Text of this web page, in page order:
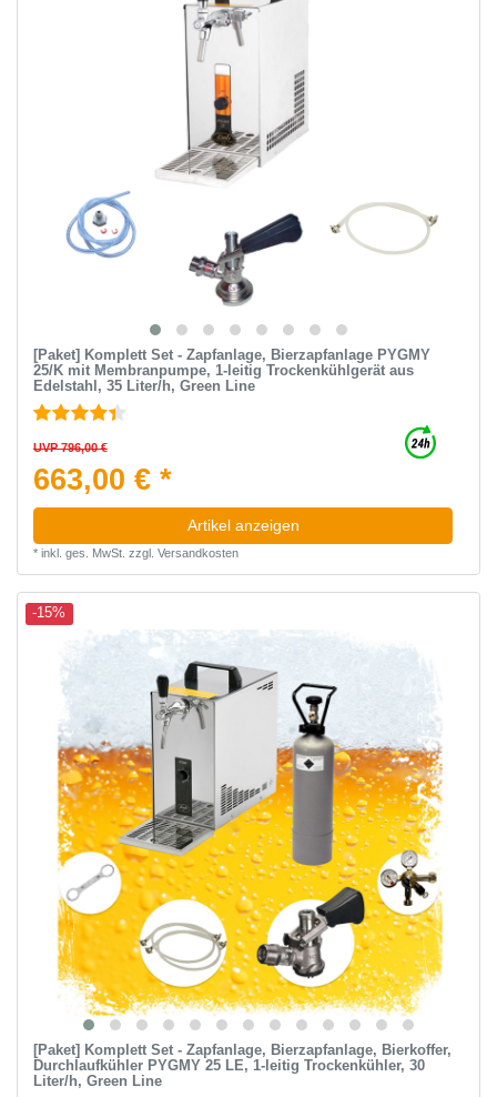
[Paket] Komplett Set - Zapfanlage, Bierzapfanlage PYGMY
25/K mit Membranpumpe, 1-leitig Trockenkühlgerät aus
Edelstahl, 35 Liter/h, Green Line
UVP 796,00 €
663,00 € *
Artikel anzeigen
* inkl. ges. MwSt. zzgl. Versandkosten
-15%
[Paket] Komplett Set - Zapfanlage, Bierzapfanlage, Bierkoffer,
Durchlaufkühler PYGMY 25 LE, 1-leitig Trockenkühler, 30
Liter/h, Green Line